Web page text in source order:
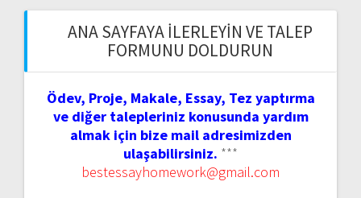
ANA SAYFAYA İLERLEYIN VE TALEP
FORMUNU DOLDURUN
Ödev, Proje, Makale, Essay, Tez yaptırma
ve diğer talepleriniz konusunda yardım
almak için bize mail adresimizden
ulaşabilirsiniz. ***
bestessayhomework@gmail.com